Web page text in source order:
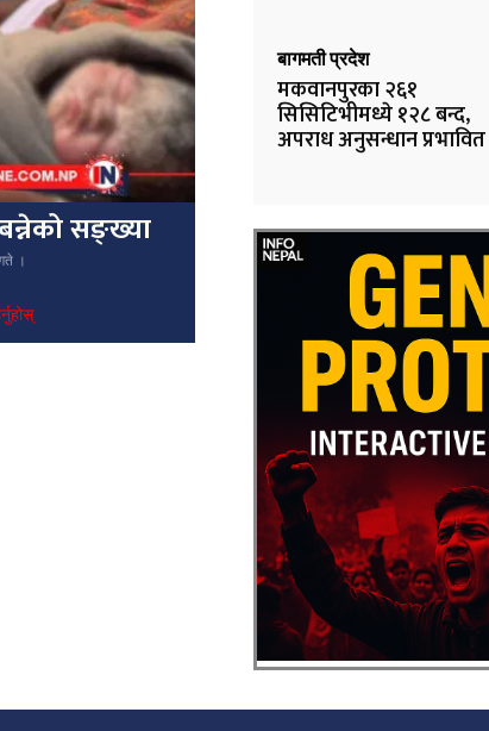
सङ्ख्या
।
बागमती प्रदेश
मकवानपुरका २६१
सिसिटिभीमध्ये १२८ बन्द,
अपराध अनुसन्धान प्रभावित